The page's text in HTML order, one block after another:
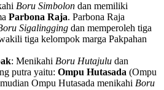
Boru Simbolon dan memiliki
Parbona Raja. Parbona Raja
Sigalingging dan memperoleh tiga
tiga kelompok marga Pakpahan
: Menikahi Boru Hutajulu dan
putra yaitu: Ompu Hutasada (Ompu
Ompu Hutasada menikahi Boru